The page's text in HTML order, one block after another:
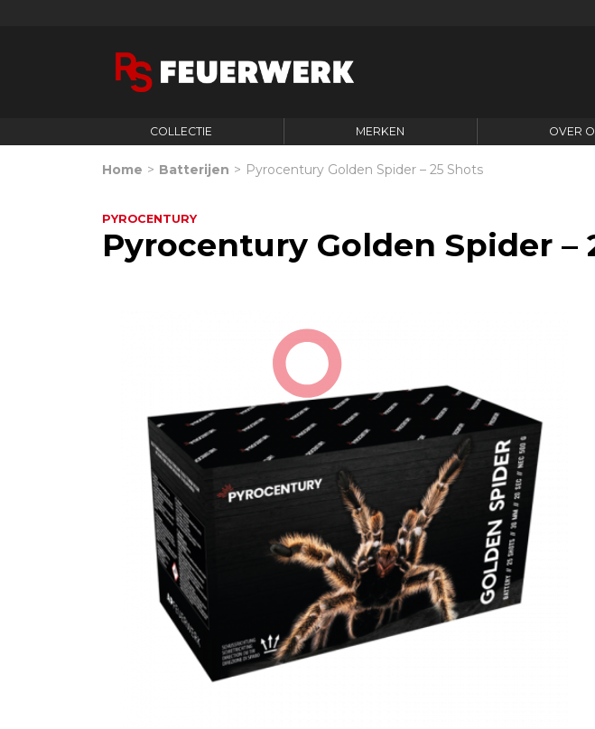
COLLECTIE MERKEN OVER
Home > Batterijen > Pyrocentury Golden Spider – 25 Shots
PYROCENTURY
Pyrocentury Golden Spider –